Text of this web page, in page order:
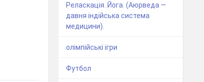
Реласкація. Йога. (Аюрведа —
давня індійська система
медицини).
олімпійські ігри
Футбол